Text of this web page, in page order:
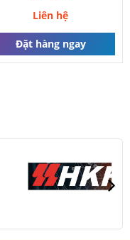
Liên hệ
Đặt hàng ngay